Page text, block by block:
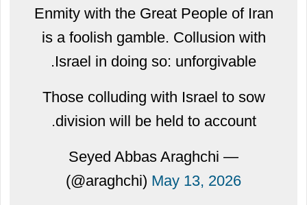
Enmity with the Great People of Iran
is a foolish gamble. Collusion with
Israel in doing so: unforgivable.
Those colluding with Israel to sow
division will be held to account.
— Seyed Abbas Araghchi
(@araghchi) May 13, 2026